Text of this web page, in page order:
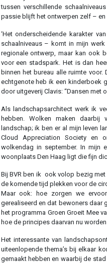
tussen verschillende
passie blijft het ontwerpen zelf –
‘Het onderscheidende karakter
schaalniveaus – komt in mijn
regionale ontwerp, maar kan ook
voor een stadspark. Het is dan
binnen het bureau alle ruimte
echtgenote heb ik een kinderboek
door uitgeverij Clavis: “Dansen met
Als landschapsarchitect werk ik
hebben. Wolken maken
landschap; ik ben er al mijn leven
Cloud Appreciation Society en
wolkendag in september. In mijn
woonplaats Den Haag ligt die fijn
Bij BVR ben ik ook volop bezig
de komende tijd plekken voor de
Maar ook: hoe zorgen we
gerealiseerd en dat bewoners daar
het programma Groen Groeit Mee
hoe de principes daarvan nu
Het interessante van
uiteenlopende thema’s bij elkaar
gemaakt hebben en waarbij de